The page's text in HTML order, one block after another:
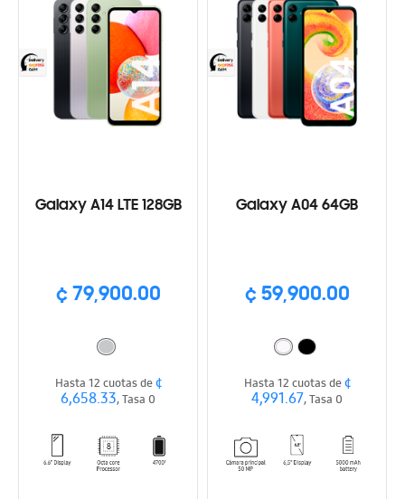
Galaxy A14 LTE 128GB
¢ 79,900.00
Hasta 12 cuotas de¢
6,658.33, Tasa 0
Galaxy A04 64GB
¢ 59,900.00
Hasta 12 cuotas de¢
4,991.67, Tasa 0